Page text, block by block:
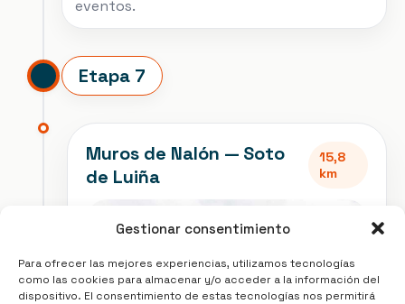
Gestionar consentimiento
Para ofrecer las mejores experiencias, utilizamos tecnologías
como las cookies para almacenar y/o acceder a la información del
dispositivo. El consentimiento de estas tecnologías nos permitirá
eventos.
Etapa 7
Muros de Nalón — Soto
de Luiña
15,8
km